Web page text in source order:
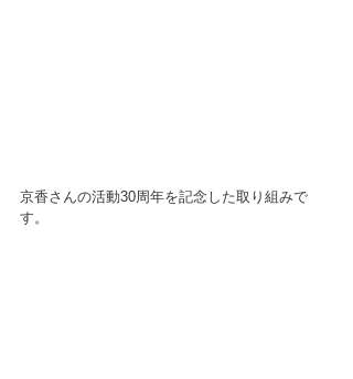
京香さんの活動30周年を記念した取り組みで
す。